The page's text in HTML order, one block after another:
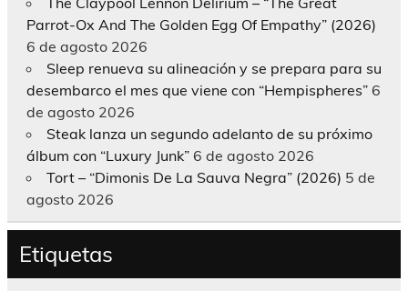
Parrot-Ox And The Golden Egg Of Empathy” (2026)
6 de agosto 2026
Sleep renueva su alineación y se prepara para su
desembarco el mes que viene con “Hempispheres” 6
de agosto 2026
Steak lanza un segundo adelanto de su próximo
álbum con “Luxury Junk” 6 de agosto 2026
Tort – “Dimonis De La Sauva Negra” (2026) 5 de
agosto 2026
Etiquetas